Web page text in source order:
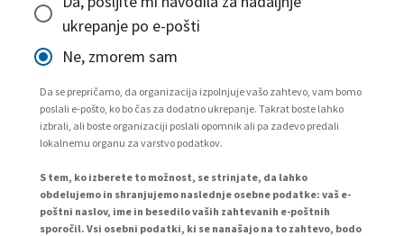
ukrepanje po e-pošti
Ne, zmorem sam
Da se prepričamo, da organizacija izpolnjuje vašo zahtevo, vam bomo
poslali e-pošto, ko bo čas za dodatno ukrepanje. Takrat boste lahko
izbrali, ali boste organizaciji poslali opomnik ali pa zadevo predali
lokalnemu organu za varstvo podatkov.
S tem, ko izberete to možnost, se strinjate, da lahko
obdelujemo in shranjujemo naslednje osebne podatke: vaš e-
poštni naslov, ime in besedilo vaših zahtevanih e-poštnih
sporočil. Vsi osebni podatki, ki se nanašajo na to zahtevo, bodo